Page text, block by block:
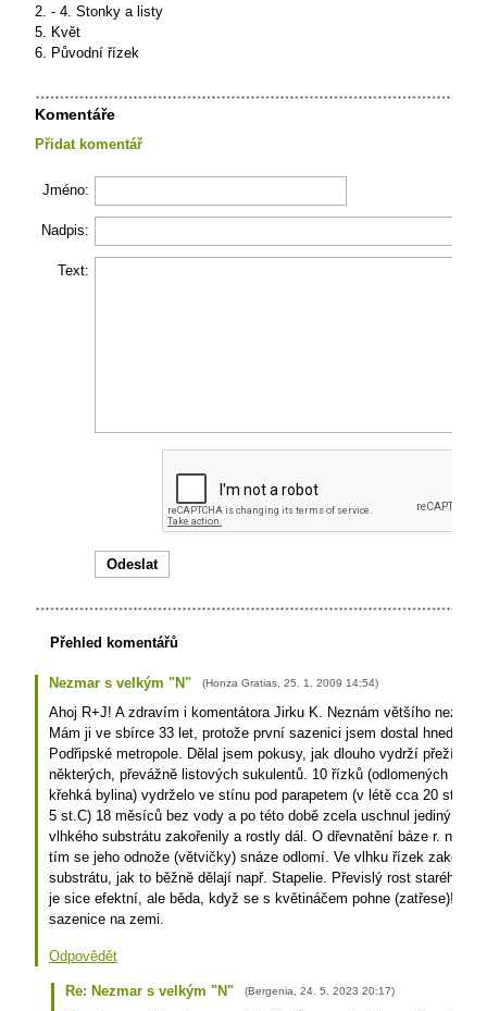
2. - 4. Stonky a listy
5. Květ
6. Původní řízek
Komentáře
Přidat komentář
Jméno:
Nadpis:
Text:
Přehled komentářů
Nezmar s velkým "N" (Honza Gratias 25. 1. 2009 14:54)
Ahoj R+J! A zdravím i komentátora Jirku K. Neznám většího
Mám ji ve sbírce 33 let, protože první sazenici jsem dostal hned po
Podřipské metropole. Dělal jsem pokusy, jak dlouho vydrží přežívat
některých, převážně listových sukulentů. 10 řízků (odlomených
křehká bylina) vydrželo ve stínu pod parapetem (v létě cca 20 st.C,
5 st.C) 18 měsíců bez vody a po této době zcela uschnul jediný,
vlhkého substrátu zakořenily a rostly dál. O dřevnatění báze r. nic
tím se jeho odnože (větvičky) snáze odlomí. Ve vlhku řízek zakoření
substrátu, jak to běžně dělají např. Stapelie. Převislý rost starého
je sice efektní, ale běda, když se s květináčem pohne (zatřese)! To
sazenice na zemi.
Odpovědět
Re: Nezmar s velkým "N" (Bergenia 24. 5. 2023 20:17)